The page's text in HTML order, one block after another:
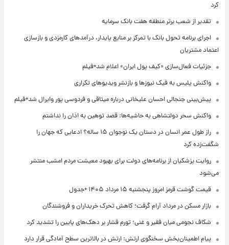
کرد
تقدیر از شعب برتر منطقه هفت بانک سرمایه
اجرای برنامه تحول بانک با تمرکز بر منابع پایدار، درآمدهای کارمزدی و بازسازی
اعتماد مشتریان
جزئیات فعال‌سازی «کیف پول ایران» اعلام شد+فیلم
واکنش پلیس به فیک نیوزها و بازنشر ویدیوهای تکراری
پیش‌بینی جنجالی احسان علیخانی درباره میثاقی و فردوسی پور وایرال شد+فیلم
واکنش سحر دولتشاهی به حاشیه‌ها: قصد توهین به اذان را نداشتم
راز طول عمر انسان در دستان یک نوجوان ۱۵ ساله؟ ادعایی که جهان را
شگفت‌زده کرد
روایت پزشکیان از برنامه‌های دولت برای بهبود معیشت مردم امشب منتشر
می‌شود
قیمت گوشت قرمز امروز پنجشنبه ۱۵ مرداد ۱۴۰۵ +جدول
بازار مسکن در مرداد آرام گرفت؛ کاهش تحرک خریداران و فروشندگان
شکاف نجومی میان فقیر و غنی؛ تورم فشار بر دهک‌های پایین را تشدید کرد
پیام اطمینان‌بخش سخنگوی ارتش: ارتش در بالاترین سطح آمادگی قرار دارد